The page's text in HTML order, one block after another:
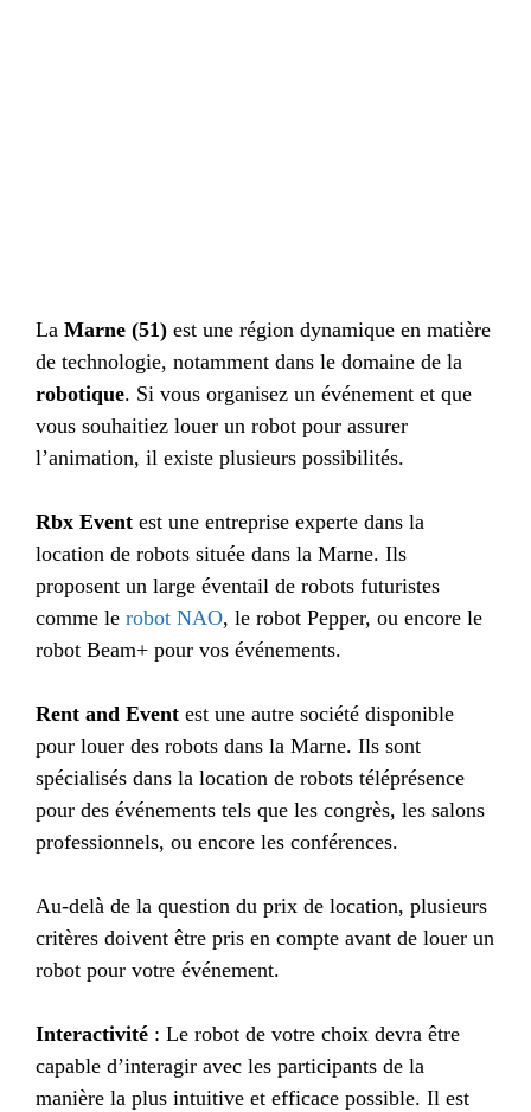
La Marne (51) est une région dynamique en matière
de technologie, notamment dans le domaine de la
robotique. Si vous organisez un événement et que
vous souhaitiez louer un robot pour assurer
l’animation, il existe plusieurs possibilités.
Rbx Event est une entreprise experte dans la
location de robots située dans la Marne. Ils
proposent un large éventail de robots futuristes
comme le robot NAO, le robot Pepper, ou encore le
robot Beam+ pour vos événements.
Rent and Event est une autre société disponible
pour louer des robots dans la Marne. Ils sont
spécialisés dans la location de robots téléprésence
pour des événements tels que les congrès, les salons
professionnels, ou encore les conférences.
Au-delà de la question du prix de location, plusieurs
critères doivent être pris en compte avant de louer un
robot pour votre événement.
Interactivité : Le robot de votre choix devra être
capable d’interagir avec les participants de la
manière la plus intuitive et efficace possible. Il est